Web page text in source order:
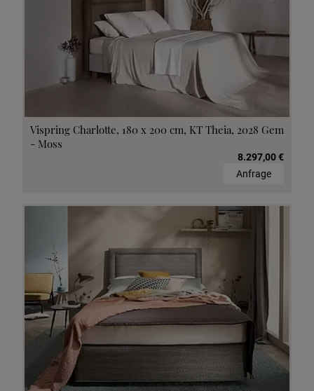
Vispring Charlotte, 180 x 200 cm, KT Theia, 2028 Gem
- Moss
8.297,00 €
Anfrage